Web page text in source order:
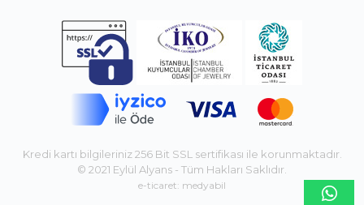
Kredi kartı bilgileriniz 256 Bit SSL sertifikası ile korunmaktadır.
© 2021 Eylül Alyans - Tüm Hakları Saklıdır.
e-ticaret: medyabil